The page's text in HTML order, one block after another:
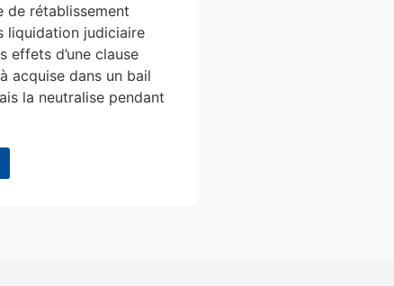
de rétablissement
liquidation judiciaire
effets d’une clause
acquise dans un bail
la neutralise pendant